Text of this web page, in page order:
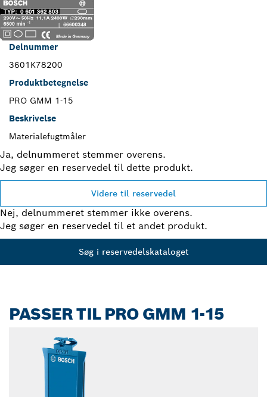
Delnummer
3601K78200
Produktbetegnelse
PRO GMM 1-15
Beskrivelse
Materialefugtmåler
Ja, delnummeret stemmer overens.
Jeg søger en reservedel til dette produkt.
Videre til reservedel
Nej, delnummeret stemmer ikke overens.
Jeg søger en reservedel til et andet produkt.
Søg i reservedelskataloget
PASSER TIL PRO GMM 1-15